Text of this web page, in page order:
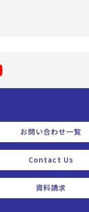
お問い合わせ一覧
Contact Us
資料請求